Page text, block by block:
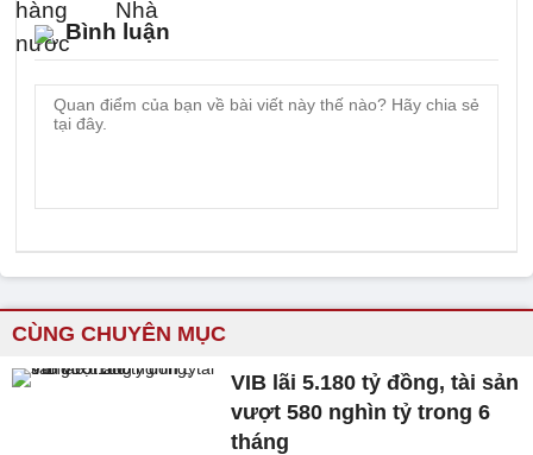
Bình luận
CÙNG CHUYÊN MỤC
VIB lãi 5.180 tỷ đồng, tài sản
vượt 580 nghìn tỷ trong 6
tháng